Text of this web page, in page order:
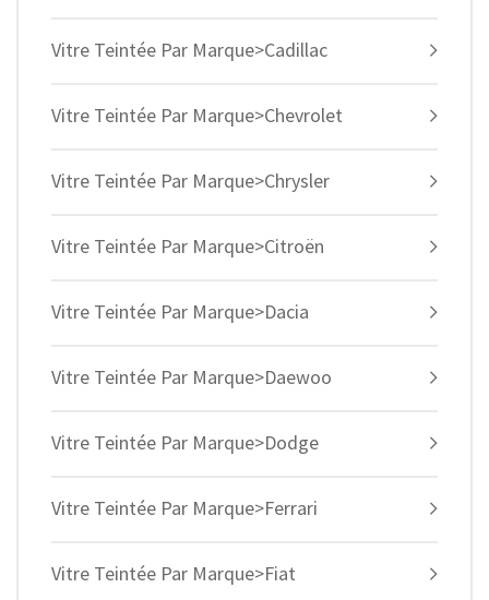
Vitre Teintée Par Marque>Cadillac
Vitre Teintée Par Marque>Chevrolet
Vitre Teintée Par Marque>Chrysler
Vitre Teintée Par Marque>Citroën
Vitre Teintée Par Marque>Dacia
Vitre Teintée Par Marque>Daewoo
Vitre Teintée Par Marque>Dodge
Vitre Teintée Par Marque>Ferrari
Vitre Teintée Par Marque>Fiat